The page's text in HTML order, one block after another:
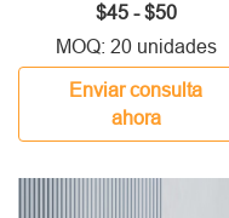
$45 - $50
MOQ: 20 unidades
Enviar consulta
ahora